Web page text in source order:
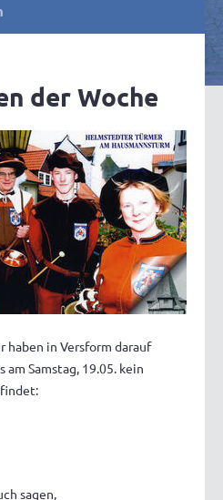
der Woche
haben in Versform darauf
am Samstag, 19.05. kein
sagen,